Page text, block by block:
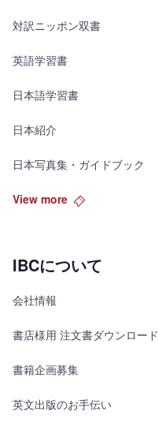
対訳ニッポン双書
英語学習書
日本語学習書
日本紹介
日本写真集・ガイドブック
View more
IBCについて
会社情報
書店様用 注文書ダウンロード
書籍企画募集
英文出版のお手伝い